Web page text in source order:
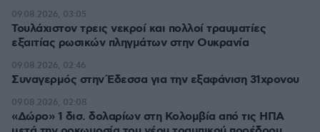
Τουλάχιστον τρεις νεκροί και πολλοί τραυματίες
εξαιτίας ρωσικών πληγμάτων στην Ουκρανία
09.08.2026, 03:05
Συναγερμός στην Έδεσσα για την εξαφάνιση 31χρονου
09.08.2026, 02:46
«Δώρο» 1 δισ. δολαρίων στη Κολομβία από τις ΗΠΑ
09.08.2026, 02:08